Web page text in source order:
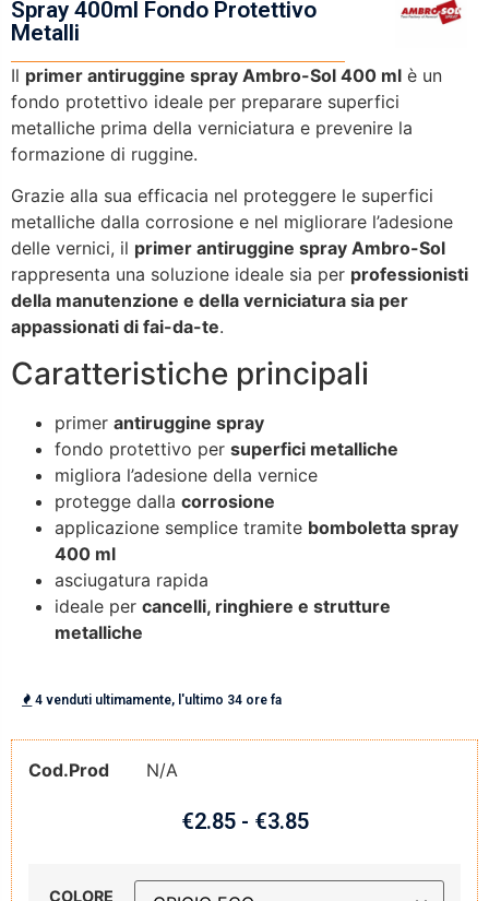
Spray 400ml Fondo Protettivo
Metalli
Il primer antiruggine spray Ambro-Sol 400 ml è un
fondo protettivo ideale per preparare superfici
metalliche prima della verniciatura e prevenire la
formazione di ruggine.
Grazie alla sua efficacia nel proteggere le superfici
metalliche dalla corrosione e nel migliorare l’adesione
delle vernici, il primer antiruggine spray Ambro-Sol
rappresenta una soluzione ideale sia per professionisti
della manutenzione e della verniciatura sia per
appassionati di fai-da-te.
Caratteristiche principali
primer antiruggine spray
fondo protettivo per superfici metalliche
migliora l’adesione della vernice
protegge dalla corrosione
applicazione semplice tramite bomboletta spray
400 ml
asciugatura rapida
ideale per cancelli, ringhiere e strutture
metalliche
4 venduti ultimamente, l'ultimo 34 ore fa
Cod.Prod N/A
€2.85 - €3.85
COLORE